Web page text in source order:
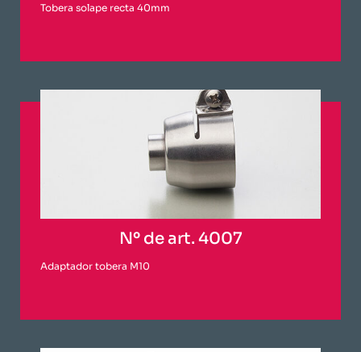
Tobera solape recta 40mm
Nº de art. 4007
Adaptador tobera M10